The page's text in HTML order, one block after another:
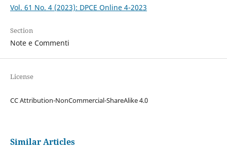
Vol. 61 No. 4 (2023): DPCE Online 4-2023
Section
Note e Commenti
License
CC Attribution-NonCommercial-ShareAlike 4.0
Similar Articles